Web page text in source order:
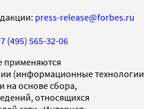
press-release@forbes.ru
(495) 565-32-06
применяются
(информационные технологии
на основе сбора,
относящихся